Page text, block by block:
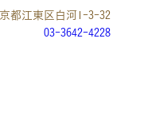
都江東区白河1-3-32
03-3642-4228